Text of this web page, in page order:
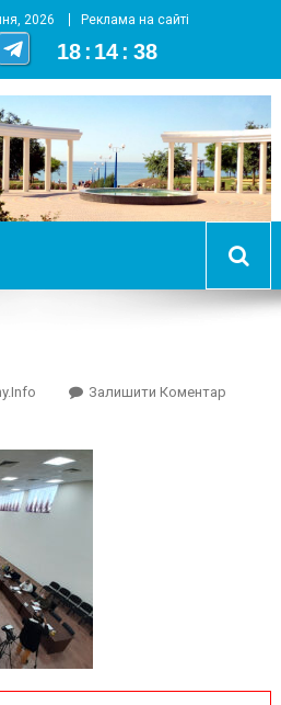
2026 Реклама на сайті
18 : 14 : 38
города Южный
Залишити КоментарOn